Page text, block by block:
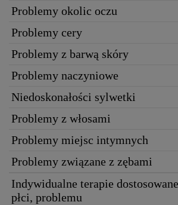
Problemy okolic oczu
Problemy cery
Problemy z barwą skóry
Problemy naczyniowe
Niedoskonałości sylwetki
Problemy z włosami
Problemy miejsc intymnych
Problemy związane z zębami
Indywidualne terapie
płci, problemu